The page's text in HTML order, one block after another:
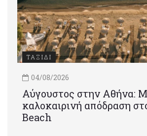
ΤΑΞΙΔΙ
04/08/2026
Αύγουστος στην Αθήνα:
καλοκαιρινή απόδραση
Beach